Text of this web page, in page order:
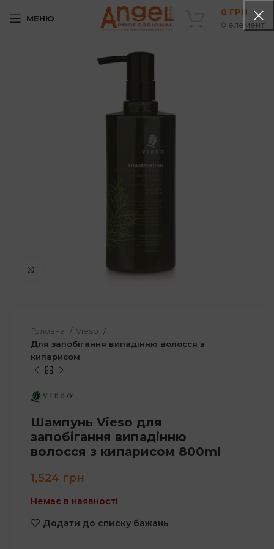
МЕНЮ
0 елемент
0 ГРН
Клацніть, щоб збільшити
Головна
Vieso
Для запобігання випадінню волосся з
кипарисом
Шампунь Vieso для
запобігання випадінню
волосся з кипарисом 800ml
1,524 грн
Немає в наявності
Додати до списку бажань